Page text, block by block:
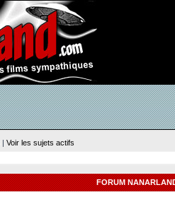
| Voir les sujets actifs
FORUM